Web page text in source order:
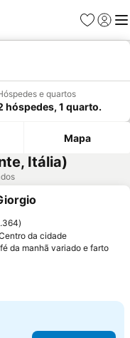
Favoritos
Iniciar
e quartos
hóspedes, 1 quarto.
Mapa
Itália)
aos favoritos
da cidade
da manhã variado e fartoVer